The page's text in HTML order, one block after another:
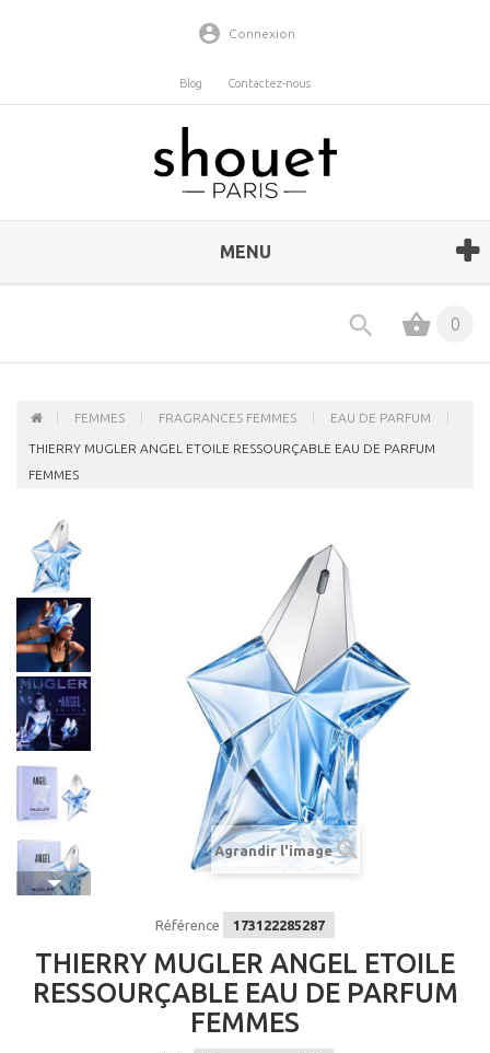
Connexion
Blog Contactez-nous
MENU
0
FEMMES FRAGRANCES FEMMES EAU DE PARFUM
THIERRY MUGLER ANGEL ETOILE RESSOURÇABLE EAU DE PARFUM
FEMMES
Agrandir l'image
Référence 173122285287
THIERRY MUGLER ANGEL ETOILE
RESSOURÇABLE EAU DE PARFUM
FEMMES